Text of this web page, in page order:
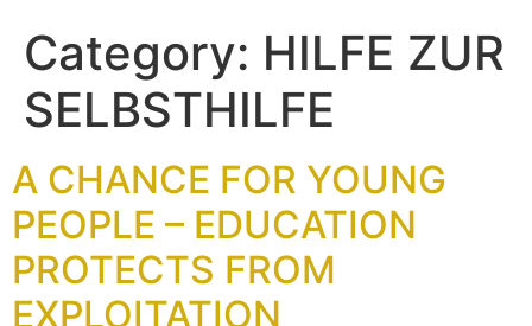
Category: HILFE ZUR
SELBSTHILFE
A CHANCE FOR YOUNG
PEOPLE – EDUCATION
PROTECTS FROM
EXPLOITATION